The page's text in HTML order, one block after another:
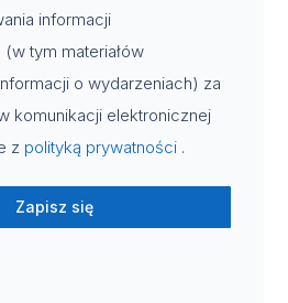
informacji
tym materiałów
o wydarzeniach) za
komunikacji elektronicznej
z polityką prywatności .
Zapisz się